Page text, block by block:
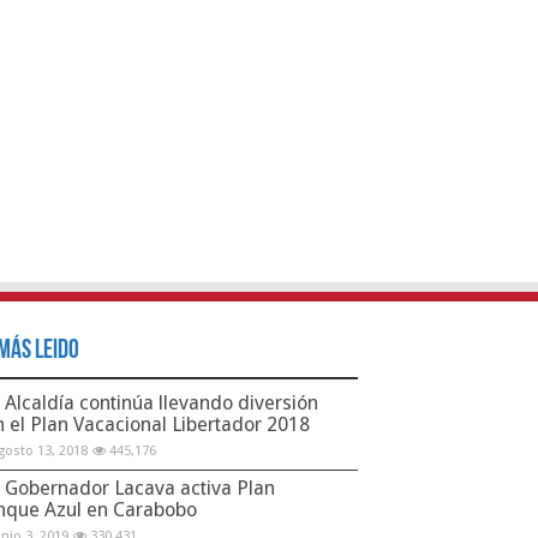
Leido
Alcaldía continúa llevando diversión
el Plan Vacacional Libertador 2018
13, 2018 445,176
Gobernador Lacava activa Plan
Azul en Carabobo